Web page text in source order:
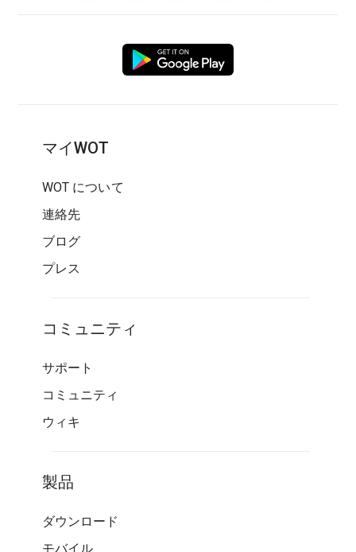
マイWOT
WOT について
連絡先
ブログ
プレス
コミュニティ
サポート
コミュニティ
ウィキ
製品
ダウンロード
モバイル